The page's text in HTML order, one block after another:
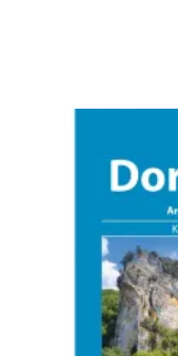
inkl. 7 % MwSt.
zzgl.